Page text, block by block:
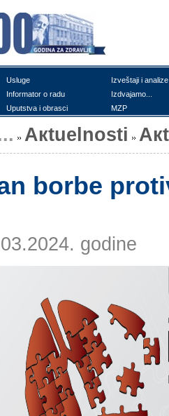
Uslugе
Izvеštајi i аnаlizе
Infоrmаtоr о rаdu
Izdvајаmо...
Uputstvа i оbrаsci MZP
Акtuеlnоsti
bоrbе
godine